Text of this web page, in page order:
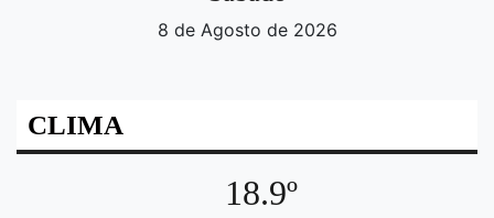
8 de Agosto de 2026
CLIMA
18.9º